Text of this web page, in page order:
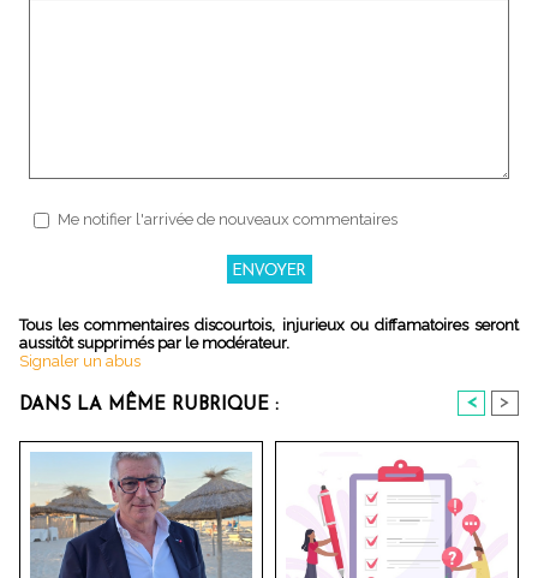
Me notifier l'arrivée de nouveaux commentaires
Tous les commentaires discourtois, injurieux ou diffamatoires seront
aussitôt supprimés par le modérateur.
Signaler un abus
DANS LA MÊME RUBRIQUE : < >